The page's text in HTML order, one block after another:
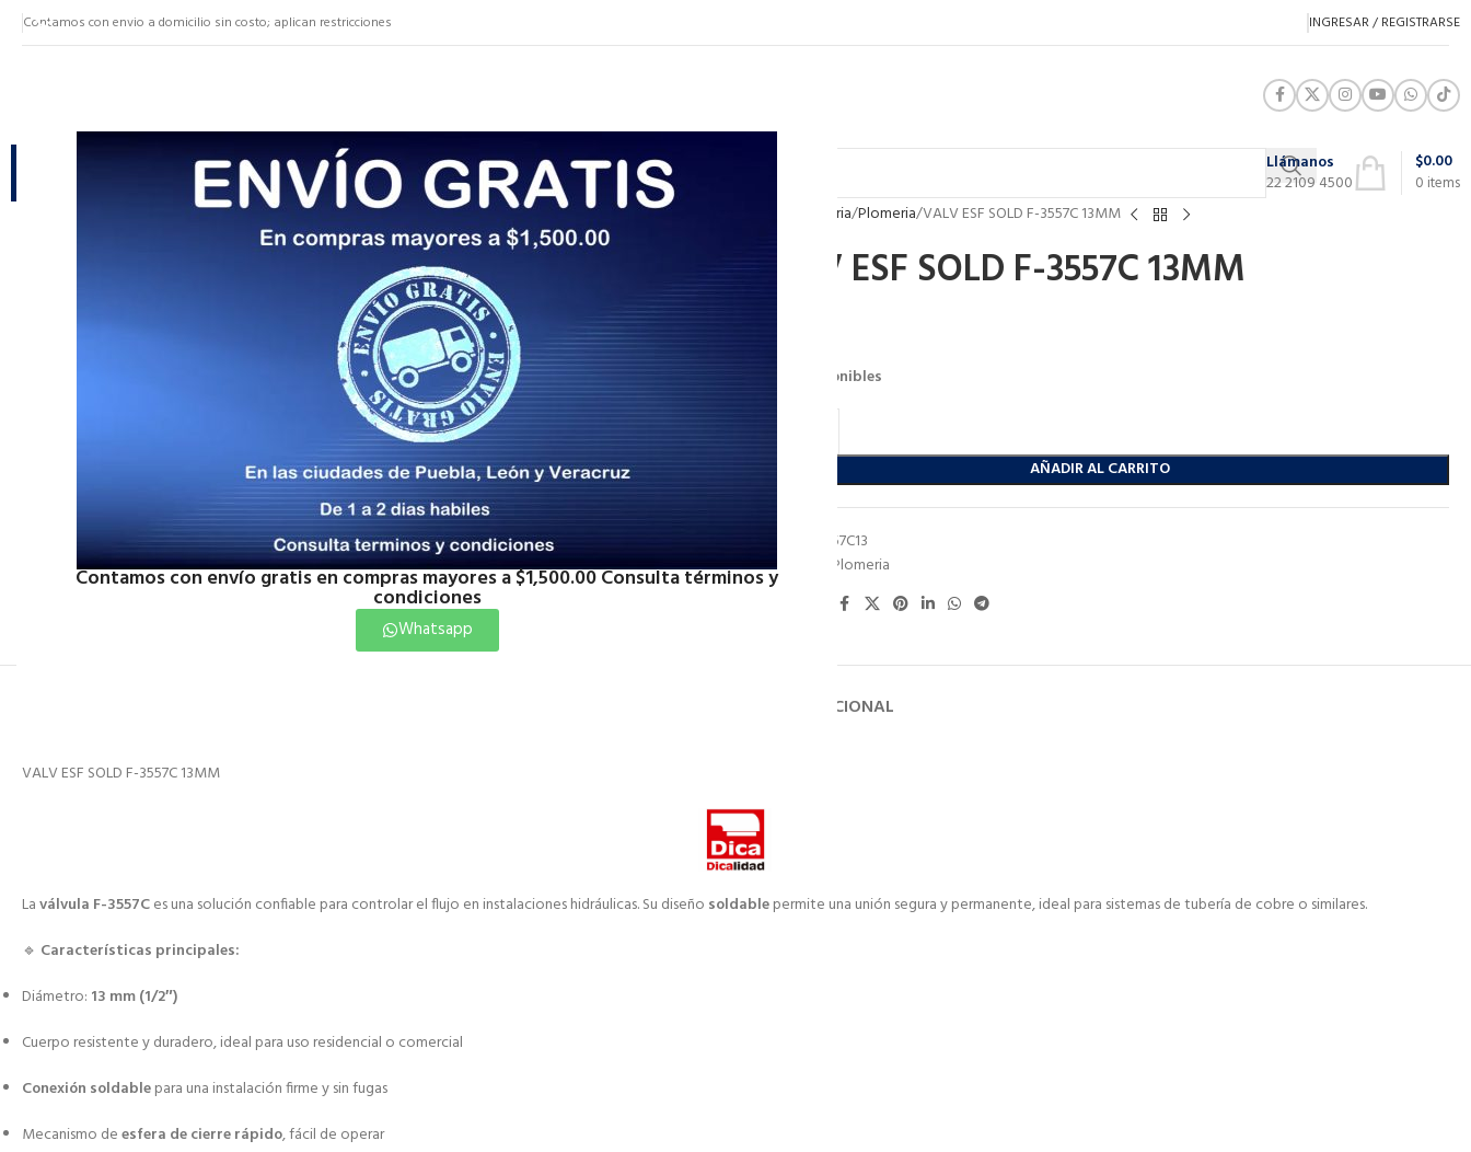
Contamos con envío gratis en compras mayores a $1,500.00 Consulta términos y
condiciones
Whatsapp
Contamos con envio a domicilio sin costo; aplican restricciones INGRESAR / REGISTRARSE
NUESTRAS CATEGORÍAS
CATEGORÍAS
Llámanos
22 2109 4500
0 items
$0.00
Click to enlarge
Plomeria Plomeria VALV ESF SOLD F-3557C 13MM
VALV ESF SOLD F-3557C 13MM
114 disponibles
AÑADIR AL CARRITO
VUD3557C13
Categoría:
Plomeria
INFORMACIÓN ADICIONAL
VALV ESF SOLD F-3557C 13MM
Laválvula F-3557Ces una solución confiable para controlar el flujo en instalaciones hidráulicas. Su diseño soldablepermite una unión segura y permanente, ideal para sistemas de tubería de cobre o similares.
🔹 Características principales:
Diámetro: 13 mm (1/2″)
Cuerpo resistente y duradero, ideal para uso residencial o comercial
Conexión soldablepara una instalación firme y sin fugas
Mecanismo deesfera de cierre rápido, fácil de operar